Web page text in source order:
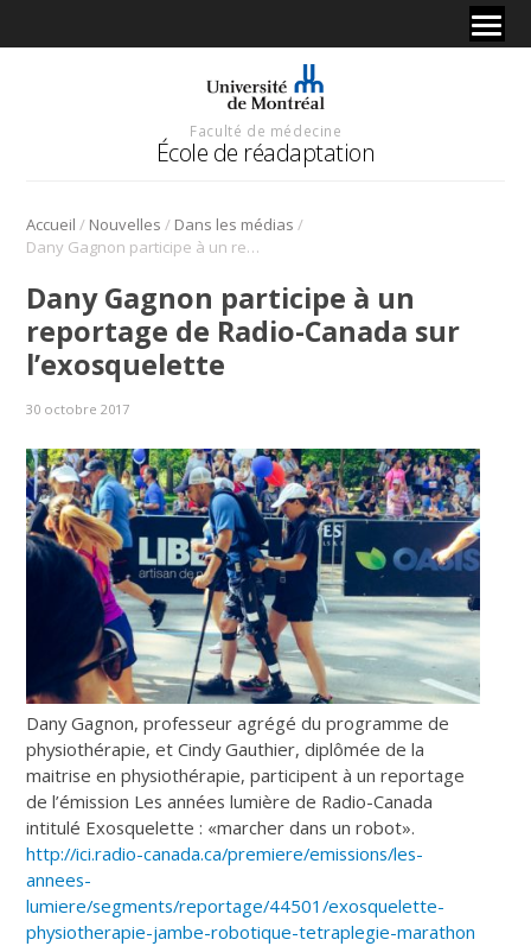
Faculté de médecine
École de réadaptation
Accueil / Nouvelles / Dans les médias /
Dany Gagnon participe à un reportage de Radio-Canada sur l’exosquelette
Dany Gagnon participe à un
reportage de Radio-Canada sur
l’exosquelette
30 octobre 2017
Dany Gagnon, professeur agrégé du programme de
physiothérapie, et Cindy Gauthier, diplômée de la
maitrise en physiothérapie, participent à un reportage
de l’émission Les années lumière de Radio-Canada
intitulé Exosquelette : «marcher dans un robot».
http://ici.radio-canada.ca/premiere/emissions/les-
annees-
lumiere/segments/reportage/44501/exosquelette-
physiotherapie-jambe-robotique-tetraplegie-marathon